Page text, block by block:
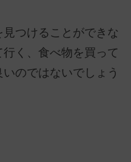
つけることができな
く、食べ物を買って
のではないでしょう